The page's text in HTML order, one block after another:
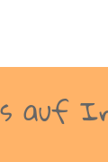
auf